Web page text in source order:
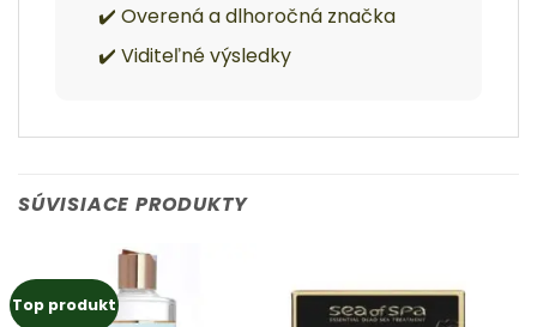
✔️ Overená a dlhoročná značka
✔️ Viditeľné výsledky
SÚVISIACE PRODUKTY
Top produkt